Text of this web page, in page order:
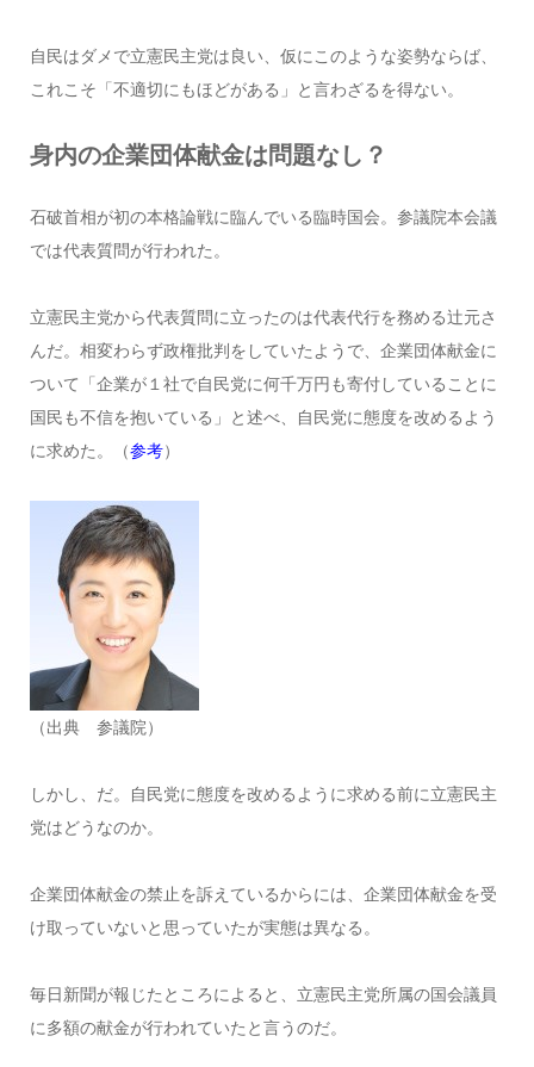
自民はダメで立憲民主党は良い、仮にこのような姿勢ならば、
これこそ「不適切にもほどがある」と言わざるを得ない。
身内の企業団体献金は問題なし？
石破首相が初の本格論戦に臨んでいる臨時国会。参議院本会議
では代表質問が行われた。
立憲民主党から代表質問に立ったのは代表代行を務める辻元さ
んだ。相変わらず政権批判をしていたようで、企業団体献金に
ついて「企業が１社で自民党に何千万円も寄付していることに
国民も不信を抱いている」と述べ、自民党に態度を改めるよう
に求めた。（参考）
（出典 参議院）
しかし、だ。自民党に態度を改めるように求める前に立憲民主
党はどうなのか。
企業団体献金の禁止を訴えているからには、企業団体献金を受
け取っていないと思っていたが実態は異なる。
毎日新聞が報じたところによると、立憲民主党所属の国会議員
に多額の献金が行われていたと言うのだ。